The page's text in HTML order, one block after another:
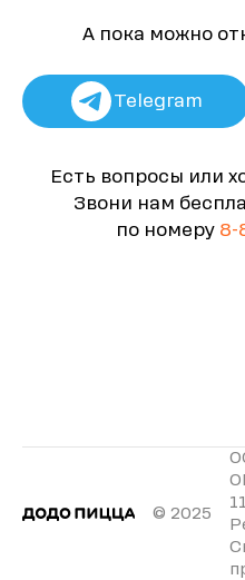
А пока можно
Telegram
Есть вопросы или
Звони нам
по номеру 8-
© 2025